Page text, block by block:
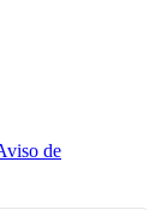
de